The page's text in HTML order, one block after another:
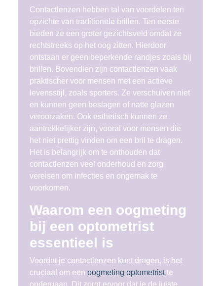
Contactlenzen hebben tal van voordelen ten
opzichte van traditionele brillen. Ten eerste
bieden ze een groter gezichtsveld omdat ze
rechtstreeks op het oog zitten. Hierdoor
ontstaan er geen beperkende randjes zoals bij
brillen. Bovendien zijn contactlenzen vaak
praktischer voor mensen met een actieve
levensstijl, zoals sporters. Ze verschuiven niet
en kunnen geen beslagen of natte glazen
veroorzaken. Ook esthetisch kunnen ze
aantrekkelijker zijn, vooral voor mensen die
het niet prettig vinden om een bril te dragen.
Het is belangrijk om te onthouden dat
contactlenzen veel onderhoud en zorg
vereisen om infecties en ongemak te
voorkomen.
Waarom een oogmeting
bij een optometrist
essentieel is
Voordat je contactlenzen kunt dragen, is het
cruciaal om een oogmeting optometristte
ondergaan. Dit zorgt ervoor dat je de juiste